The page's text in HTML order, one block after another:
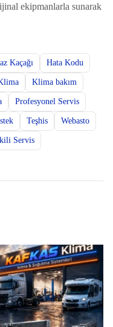
ekipmanlarla sunarak
Kaçağı Hata Kodu
Klima bakım
Profesyonel Servis
Teşhis Webasto
Servis